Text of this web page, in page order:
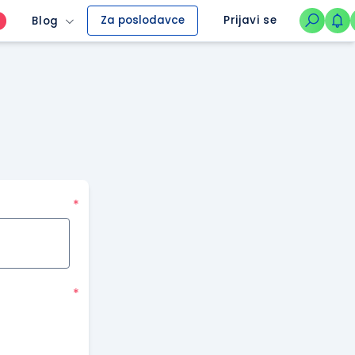
Blog Za poslodavce Prijavi se
*
*